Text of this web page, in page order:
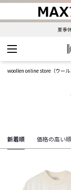
夏季
woollen online store（ウー
新着順 価格の高い順